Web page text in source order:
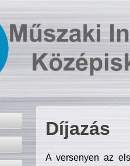
Díjazás
A versenyen az